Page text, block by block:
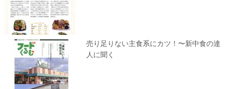
売り足りない主食系にカツ！〜新中食の達
人に聞く